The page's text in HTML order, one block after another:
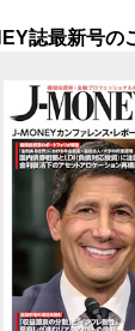
誌最新号の